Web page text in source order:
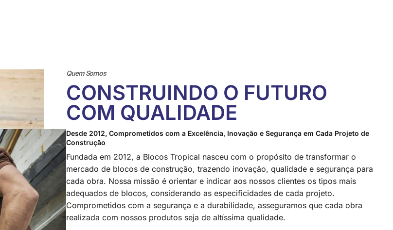
Quem Somos
CONSTRUINDO O FUTURO
COM QUALIDADE
Desde 2012, Comprometidos com a Excelência, Inovação e Segurança em Cada Projeto de
Construção
Fundada em 2012, a Blocos Tropical nasceu com o propósito de transformar o
mercado de blocos de construção, trazendo inovação, qualidade e segurança para
cada obra. Nossa missão é orientar e indicar aos nossos clientes os tipos mais
adequados de blocos, considerando as especificidades de cada projeto.
Comprometidos com a segurança e a durabilidade, asseguramos que cada obra
realizada com nossos produtos seja de altíssima qualidade.